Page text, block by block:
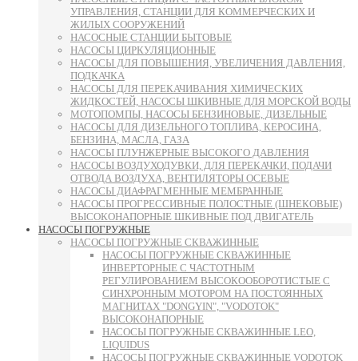
УПРАВЛЕНИЯ, СТАНЦИИ ДЛЯ КОММЕРЧЕСКИХ И
ЖИЛЫХ СООРУЖЕНИЙ
НАСОСНЫЕ СТАНЦИИ БЫТОВЫЕ
НАСОСЫ ЦИРКУЛЯЦИОННЫЕ
НАСОСЫ ДЛЯ ПОВЫШЕНИЯ, УВЕЛИЧЕНИЯ ДАВЛЕНИЯ,
ПОДКАЧКА
НАСОСЫ ДЛЯ ПЕРЕКАЧИВАНИЯ ХИМИЧЕСКИХ
ЖИДКОСТЕЙ, НАСОСЫ ШКИВНЫЕ ДЛЯ МОРСКОЙ ВОДЫ
МОТОПОМПЫ, НАСОСЫ БЕНЗИНОВЫЕ, ДИЗЕЛЬНЫЕ
НАСОСЫ ДЛЯ ДИЗЕЛЬНОГО ТОПЛИВА, КЕРОСИНА,
БЕНЗИНА, МАСЛА, ГАЗА
НАСОСЫ ПЛУНЖЕРНЫЕ ВЫСОКОГО ДАВЛЕНИЯ
НАСОСЫ ВОЗДУХОДУВКИ, ДЛЯ ПЕРЕКАЧКИ, ПОДАЧИ
ОТВОДА ВОЗДУХА, ВЕНТИЛЯТОРЫ ОСЕВЫЕ
НАСОСЫ ДИАФРАГМЕННЫЕ МЕМБРАННЫЕ
НАСОСЫ ПРОГРЕССИВНЫЕ ПОЛОСТНЫЕ (ШНЕКОВЫЕ)
ВЫСОКОНАПОРНЫЕ ШКИВНЫЕ ПОД ДВИГАТЕЛЬ
НАСОСЫ ПОГРУЖНЫЕ
НАСОСЫ ПОГРУЖНЫЕ СКВАЖИННЫЕ
НАСОСЫ ПОГРУЖНЫЕ СКВАЖИННЫЕ
ИНВЕРТОРНЫЕ С ЧАСТОТНЫМ
РЕГУЛИРОВАНИЕМ ВЫСОКООБОРОТИСТЫЕ С
СИНХРОННЫМ МОТОРОМ НА ПОСТОЯННЫХ
МАГНИТАХ "DONGYIN", "VODOTOK"
ВЫСОКОНАПОРНЫЕ
НАСОСЫ ПОГРУЖНЫЕ СКВАЖИННЫЕ LEO,
LIQUIDUS
НАСОСЫ ПОГРУЖНЫЕ СКВАЖИННЫЕ VODOTOK